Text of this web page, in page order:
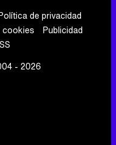
de privacidad
cookies
Publicidad
- 2026